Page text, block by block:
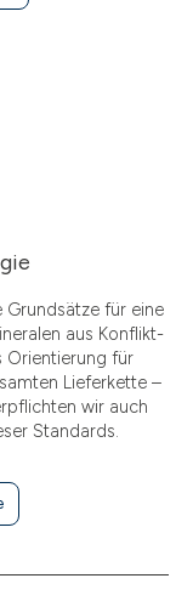
für eine
aus Konflikt-
Orientierung für
Lieferkette –
wir auch
Standards.